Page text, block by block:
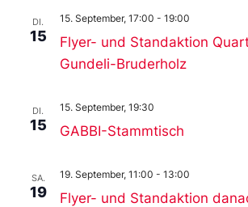
DI.
15
Flyer- und Standaktion
Gundeli-Bruderholz
15. September, 17:00 - 19:00
DI.
15 GABBI-Stammtisch
15. September, 19:30
SA.
19
Flyer- und Standaktion
19. September, 11:00 - 13:00